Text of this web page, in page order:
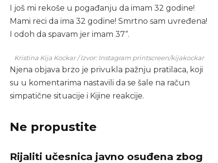
I još mi rekoše u pogađanju da imam 32 godine!
Mami reci da ima 32 godine! Smrtno sam uvređena!
I odoh da spavam jer imam 37“.
Kristina Kija Kockar / Izvor: Instagram printscreen/kijakockar
Njena objava brzo je privukla pažnju pratilaca, koji
su u komentarima nastavili da se šale na račun
simpatične situacije i Kijine reakcije.
Ne propustite
Rijaliti učesnica javno osuđena zbog